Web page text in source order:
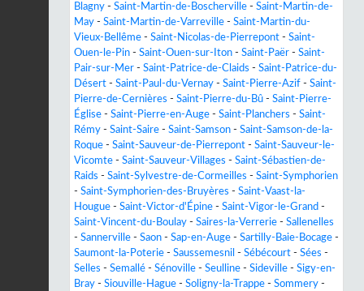
Blagny - Saint-Martin-de-Boscherville - Saint-Martin-de-
May - Saint-Martin-de-Varreville - Saint-Martin-du-
Vieux-Bellême - Saint-Nicolas-de-Pierrepont - Saint-
Ouen-le-Pin - Saint-Ouen-sur-Iton - Saint-Paër - Saint-
Pair-sur-Mer - Saint-Patrice-de-Claids - Saint-Patrice-du-
Désert - Saint-Paul-du-Vernay - Saint-Pierre-Azif - Saint-
Pierre-de-Cernières - Saint-Pierre-du-Bû - Saint-Pierre-
Église - Saint-Pierre-en-Auge - Saint-Planchers - Saint-
Rémy - Saint-Saire - Saint-Samson - Saint-Samson-de-la-
Roque - Saint-Sauveur-de-Pierrepont - Saint-Sauveur-le-
Vicomte - Saint-Sauveur-Villages - Saint-Sébastien-de-
Raids - Saint-Sylvestre-de-Cormeilles - Saint-Symphorien
- Saint-Symphorien-des-Bruyères - Saint-Vaast-la-
Hougue - Saint-Victor-d'Épine - Saint-Vigor-le-Grand -
Saint-Vincent-du-Boulay - Saires-la-Verrerie - Sallenelles
- Sannerville - Saon - Sap-en-Auge - Sartilly-Baie-Bocage -
Saumont-la-Poterie - Saussemesnil - Sébécourt - Sées -
Selles - Semallé - Sénoville - Seulline - Sideville - Sigy-en-
Bray - Siouville-Hague - Soligny-la-Trappe - Sommery -